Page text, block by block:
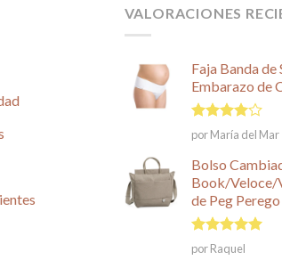
VALORACIONES
Faja Banda de
Embarazo de
Valorado
en
5
por María del Mar
Bolso
Book/Veloce/
de Peg Perego
Valorado en
por Raquel